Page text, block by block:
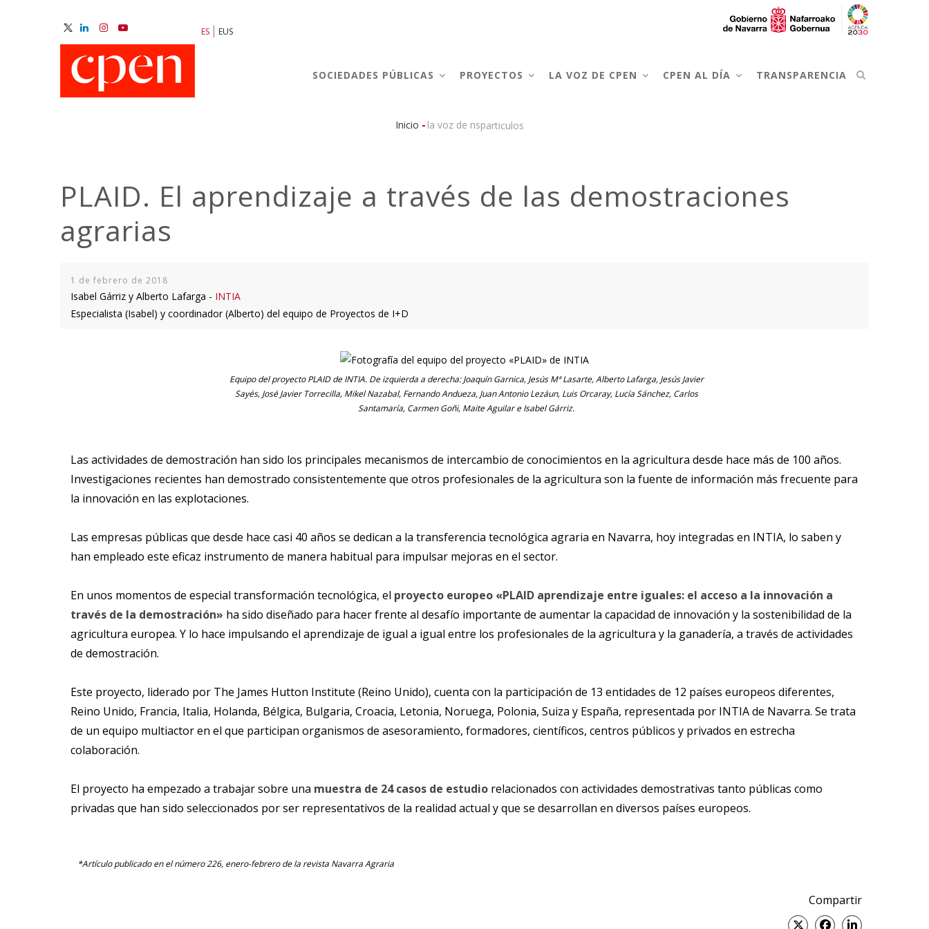
ES EUS
NAVIGATION
SOCIEDADES PÚBLICAS PROYECTOS LA VOZ DE CPEN CPEN AL DÍA TRANSPARENCIA
de
navegación
Inicio - la voz de nsparticulos
PLAID. El aprendizaje a través de las demostraciones
agrarias
1 de febrero de 2018
Isabel Gárriz y Alberto Lafarga - INTIA
Especialista (Isabel) y coordinador (Alberto) del equipo de Proyectos de I+D
Equipo del proyecto PLAID de INTIA. De izquierda a derecha: Joaquín Garnica, Jesús Mª Lasarte, Alberto Lafarga, Jesús Javier
Sayés, José Javier Torrecilla, Mikel Nazabal, Fernando Andueza, Juan Antonio Lezáun, Luis Orcaray, Lucía Sánchez, Carlos
Santamaría, Carmen Goñi, Maite Aguilar e Isabel Gárriz.
Las actividades de demostración han sido los principales mecanismos de intercambio de conocimientos en la agricultura desde hace más de 100 años.
Investigaciones recientes han demostrado consistentemente que otros profesionales de la agricultura son la fuente de información más frecuente para
la innovación en las explotaciones.
Las empresas públicas que desde hace casi 40 años se dedican a la transferencia tecnológica agraria en Navarra, hoy integradas en INTIA, lo saben y
han empleado este eficaz instrumento de manera habitual para impulsar mejoras en el sector.
En unos momentos de especial transformación tecnológica, el proyecto europeo «PLAID aprendizaje entre iguales: el acceso a la innovación a
través de la demostración» ha sido diseñado para hacer frente al desafío importante de aumentar la capacidad de innovación y la sostenibilidad de la
agricultura europea. Y lo hace impulsando el aprendizaje de igual a igual entre los profesionales de la agricultura y la ganadería, a través de actividades
de demostración.
Este proyecto, liderado por The James Hutton Institute (Reino Unido), cuenta con la participación de 13 entidades de 12 países europeos diferentes,
Reino Unido, Francia, Italia, Holanda, Bélgica, Bulgaria, Croacia, Letonia, Noruega, Polonia, Suiza y España, representada por INTIA de Navarra. Se trata
de un equipo multiactor en el que participan organismos de asesoramiento, formadores, científicos, centros públicos y privados en estrecha
colaboración.
El proyecto ha empezado a trabajar sobre una muestra de 24 casos de estudio relacionados con actividades demostrativas tanto públicas como
privadas que han sido seleccionados por ser representativos de la realidad actual y que se desarrollan en diversos países europeos.
*Artículo publicado en el número 226, enero-febrero de la revista Navarra Agraria
Compartir
TwitterFacebookLinked